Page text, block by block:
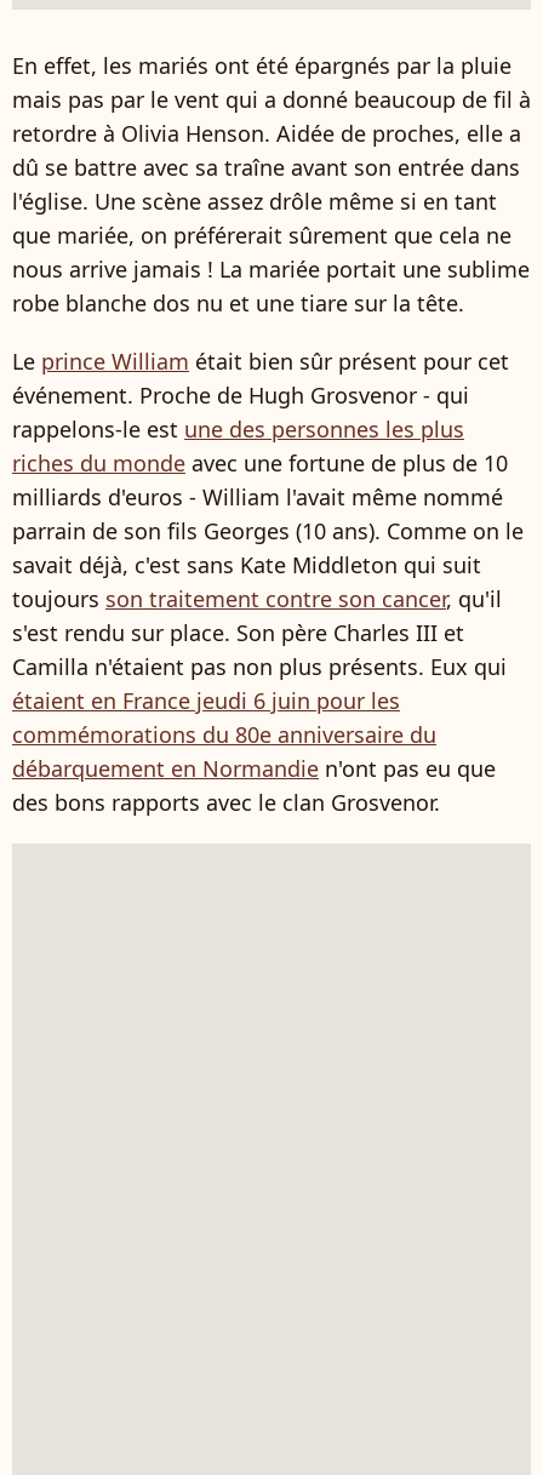
En effet, les mariés ont été épargnés par la pluie
mais pas par le vent qui a donné beaucoup de fil à
retordre à Olivia Henson. Aidée de proches, elle a
dû se battre avec sa traîne avant son entrée dans
l'église. Une scène assez drôle même si en tant
que mariée, on préférerait sûrement que cela ne
nous arrive jamais ! La mariée portait une sublime
robe blanche dos nu et une tiare sur la tête.
Le prince William était bien sûr présent pour cet
événement. Proche de Hugh Grosvenor - qui
rappelons-le est une des personnes les plus
riches du monde avec une fortune de plus de 10
milliards d'euros - William l'avait même nommé
parrain de son fils Georges (10 ans). Comme on le
savait déjà, c'est sans Kate Middleton qui suit
toujours son traitement contre son cancer, qu'il
s'est rendu sur place. Son père Charles III et
Camilla n'étaient pas non plus présents. Eux qui
étaient en France jeudi 6 juin pour les
commémorations du 80e anniversaire du
débarquement en Normandie n'ont pas eu que
des bons rapports avec le clan Grosvenor.